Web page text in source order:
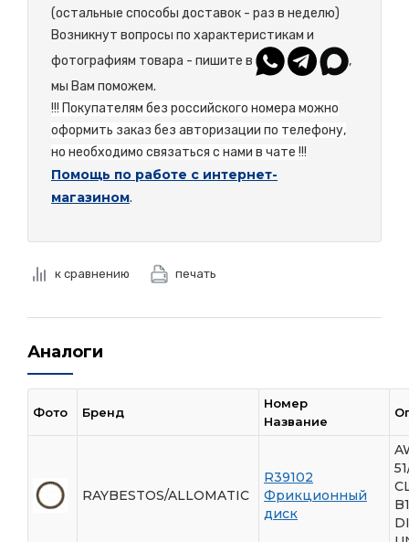
(остальные способы доставок - раз в неделю)
Возникнут вопросы по характеристикам и
фотографиям товара - пишите в
,
мы Вам поможем.
!!! Покупателям без российского номера можно
оформить заказ без авторизации по телефону,
но необходимо связаться с нами в чате !!!
Помощь по работе с интернет-
магазином.
к сравнению печать
Аналоги
Фото Бренд
Номер
Название
RAYBESTOS/ALLOMATIC
R39102
Фрикционный
диск